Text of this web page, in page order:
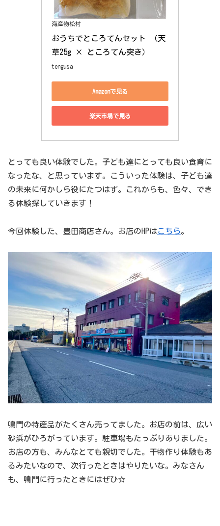
海産物松村
おうちでところてんセット （天
草25g × ところてん突き）
tengusa
Amazonで見る
楽天市場で見る
とっても良い体験でした。子ども達にとっても良い食育に
なったな、と思っています。こういった体験は、子ども達
の未来に何かしら役にたつはず。これからも、色々、でき
る体験探していきます！
今回体験した、豊田商店さん。お店のHPはこちら。
鳴門の特産品がたくさん売ってました。お店の前は、広い
砂浜がひろがっています。駐車場もたっぷりありました。
お店の方も、みんなとても親切でした。干物作り体験もあ
るみたいなので、次行ったときはやりたいな。みなさん
も、鳴門に行ったときにはぜひ☆